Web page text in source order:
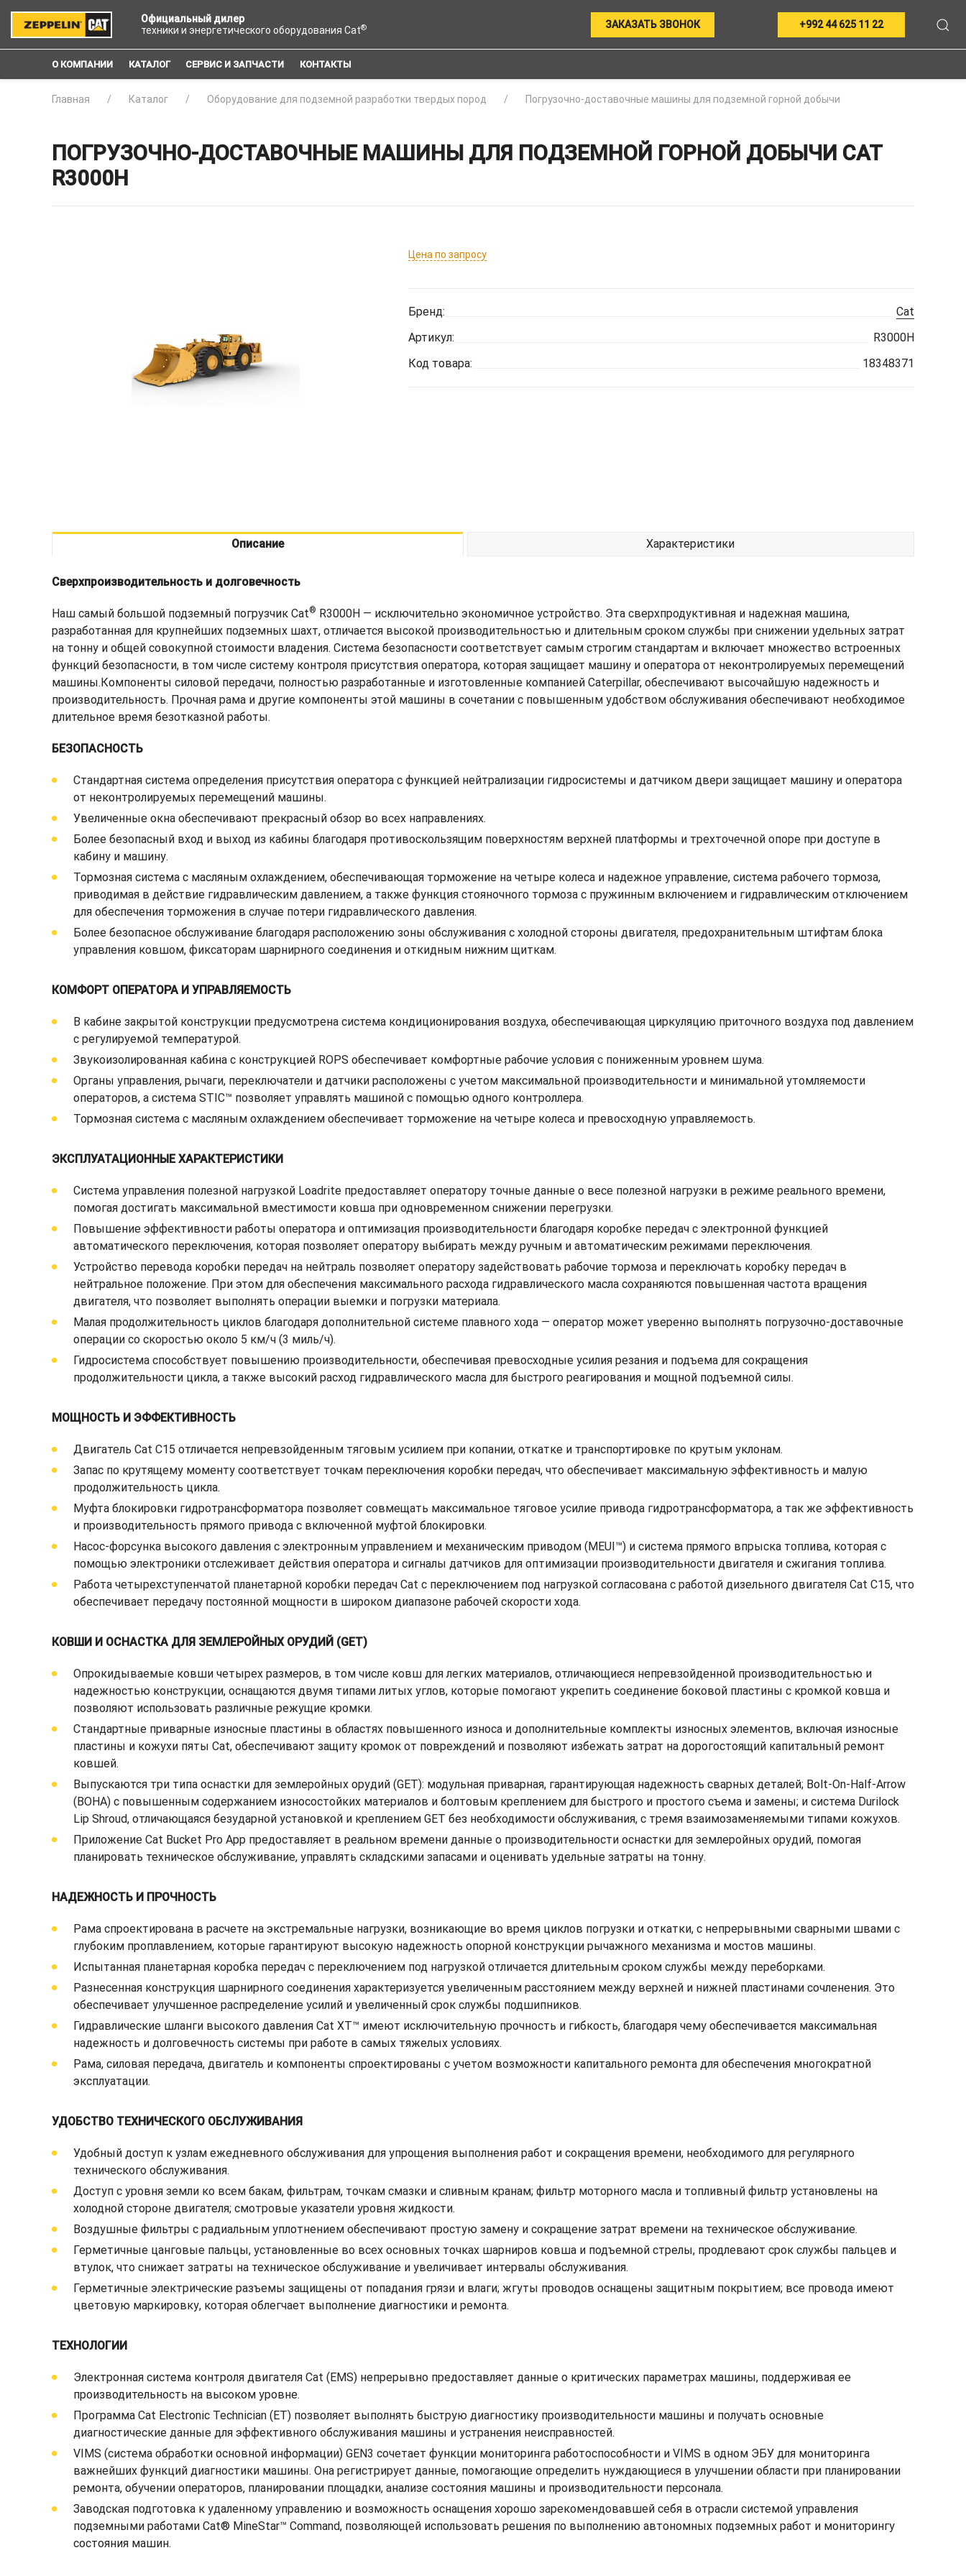
Официальный дилер
техники и энергетического оборудования Cat® ЗАКАЗАТЬ ЗВОНОК +992 44 625 11 22
О КОМПАНИИ КАТАЛОГ СЕРВИС И ЗАПЧАСТИ КОНТАКТЫ
Главная Каталог Оборудование для подземной разработки твердых пород Погрузочно-доставочные машины для подземной горной добычи
ПОГРУЗОЧНО-ДОСТАВОЧНЫЕ МАШИНЫ ДЛЯ ПОДЗЕМНОЙ ГОРНОЙ ДОБЫЧИ CAT
R3000H
Цена по запросу
Бренд:
Cat
Артикул:
R3000H
Код товара:
18348371
Описание Характеристики
Сверхпроизводительность и долговечность
Наш самый большой подземный погрузчик Cat® R3000H — исключительно экономичное устройство. Эта сверхпродуктивная и надежная машина,
разработанная для крупнейших подземных шахт, отличается высокой производительностью и длительным сроком службы при снижении удельных затрат
на тонну и общей совокупной стоимости владения. Система безопасности соответствует самым строгим стандартам и включает множество встроенных
функций безопасности, в том числе систему контроля присутствия оператора, которая защищает машину и оператора от неконтролируемых перемещений
машины.Компоненты силовой передачи, полностью разработанные и изготовленные компанией Caterpillar, обеспечивают высочайшую надежность и
производительность. Прочная рама и другие компоненты этой машины в сочетании с повышенным удобством обслуживания обеспечивают необходимое
длительное время безотказной работы.
БЕЗОПАСНОСТЬ
Стандартная система определения присутствия оператора с функцией нейтрализации гидросистемы и датчиком двери защищает машину и оператора
от неконтролируемых перемещений машины.
Увеличенные окна обеспечивают прекрасный обзор во всех направлениях.
Более безопасный вход и выход из кабины благодаря противоскользящим поверхностям верхней платформы и трехточечной опоре при доступе в
кабину и машину.
Тормозная система с масляным охлаждением, обеспечивающая торможение на четыре колеса и надежное управление, система рабочего тормоза,
приводимая в действие гидравлическим давлением, а также функция стояночного тормоза с пружинным включением и гидравлическим отключением
для обеспечения торможения в случае потери гидравлического давления.
Более безопасное обслуживание благодаря расположению зоны обслуживания с холодной стороны двигателя, предохранительным штифтам блока
управления ковшом, фиксаторам шарнирного соединения и откидным нижним щиткам.
КОМФОРТ ОПЕРАТОРА И УПРАВЛЯЕМОСТЬ
В кабине закрытой конструкции предусмотрена система кондиционирования воздуха, обеспечивающая циркуляцию приточного воздуха под давлением
с регулируемой температурой.
Звукоизолированная кабина с конструкцией ROPS обеспечивает комфортные рабочие условия с пониженным уровнем шума.
Органы управления, рычаги, переключатели и датчики расположены с учетом максимальной производительности и минимальной утомляемости
операторов, а система STIC™ позволяет управлять машиной с помощью одного контроллера.
Тормозная система с масляным охлаждением обеспечивает торможение на четыре колеса и превосходную управляемость.
ЭКСПЛУАТАЦИОННЫЕ ХАРАКТЕРИСТИКИ
Система управления полезной нагрузкой Loadrite предоставляет оператору точные данные о весе полезной нагрузки в режиме реального времени,
помогая достигать максимальной вместимости ковша при одновременном снижении перегрузки.
Повышение эффективности работы оператора и оптимизация производительности благодаря коробке передач с электронной функцией
автоматического переключения, которая позволяет оператору выбирать между ручным и автоматическим режимами переключения.
Устройство перевода коробки передач на нейтраль позволяет оператору задействовать рабочие тормоза и переключать коробку передач в
нейтральное положение. При этом для обеспечения максимального расхода гидравлического масла сохраняются повышенная частота вращения
двигателя, что позволяет выполнять операции выемки и погрузки материала.
Малая продолжительность циклов благодаря дополнительной системе плавного хода — оператор может уверенно выполнять погрузочно-доставочные
операции со скоростью около 5 км/ч (3 миль/ч).
Гидросистема способствует повышению производительности, обеспечивая превосходные усилия резания и подъема для сокращения
продолжительности цикла, а также высокий расход гидравлического масла для быстрого реагирования и мощной подъемной силы.
МОЩНОСТЬ И ЭФФЕКТИВНОСТЬ
Двигатель Cat C15 отличается непревзойденным тяговым усилием при копании, откатке и транспортировке по крутым уклонам.
Запас по крутящему моменту соответствует точкам переключения коробки передач, что обеспечивает максимальную эффективность и малую
продолжительность цикла.
Муфта блокировки гидротрансформатора позволяет совмещать максимальное тяговое усилие привода гидротрансформатора, а так же эффективность
и производительность прямого привода с включенной муфтой блокировки.
Насос-форсунка высокого давления с электронным управлением и механическим приводом (MEUI™) и система прямого впрыска топлива, которая с
помощью электроники отслеживает действия оператора и сигналы датчиков для оптимизации производительности двигателя и сжигания топлива.
Работа четырехступенчатой планетарной коробки передач Cat с переключением под нагрузкой согласована с работой дизельного двигателя Cat C15, что
обеспечивает передачу постоянной мощности в широком диапазоне рабочей скорости хода.
КОВШИ И ОСНАСТКА ДЛЯ ЗЕМЛЕРОЙНЫХ ОРУДИЙ (GET)
Опрокидываемые ковши четырех размеров, в том числе ковш для легких материалов, отличающиеся непревзойденной производительностью и
надежностью конструкции, оснащаются двумя типами литых углов, которые помогают укрепить соединение боковой пластины с кромкой ковша и
позволяют использовать различные режущие кромки.
Стандартные приварные износные пластины в областях повышенного износа и дополнительные комплекты износных элементов, включая износные
пластины и кожухи пяты Cat, обеспечивают защиту кромок от повреждений и позволяют избежать затрат на дорогостоящий капитальный ремонт
ковшей.
Выпускаются три типа оснастки для землеройных орудий (GET): модульная приварная, гарантирующая надежность сварных деталей; Bolt-On-Half-Arrow
(BOHA) с повышенным содержанием износостойких материалов и болтовым креплением для быстрого и простого съема и замены; и система Durilock
Lip Shroud, отличающаяся безударной установкой и креплением GET без необходимости обслуживания, с тремя взаимозаменяемыми типами кожухов.
Приложение Cat Bucket Pro App предоставляет в реальном времени данные о производительности оснастки для землеройных орудий, помогая
планировать техническое обслуживание, управлять складскими запасами и оценивать удельные затраты на тонну.
НАДЕЖНОСТЬ И ПРОЧНОСТЬ
Рама спроектирована в расчете на экстремальные нагрузки, возникающие во время циклов погрузки и откатки, с непрерывными сварными швами с
глубоким проплавлением, которые гарантируют высокую надежность опорной конструкции рычажного механизма и мостов машины.
Испытанная планетарная коробка передач с переключением под нагрузкой отличается длительным сроком службы между переборками.
Разнесенная конструкция шарнирного соединения характеризуется увеличенным расстоянием между верхней и нижней пластинами сочленения. Это
обеспечивает улучшенное распределение усилий и увеличенный срок службы подшипников.
Гидравлические шланги высокого давления Cat XT™ имеют исключительную прочность и гибкость, благодаря чему обеспечивается максимальная
надежность и долговечность системы при работе в самых тяжелых условиях.
Рама, силовая передача, двигатель и компоненты спроектированы с учетом возможности капитального ремонта для обеспечения многократной
эксплуатации.
УДОБСТВО ТЕХНИЧЕСКОГО ОБСЛУЖИВАНИЯ
Удобный доступ к узлам ежедневного обслуживания для упрощения выполнения работ и сокращения времени, необходимого для регулярного
технического обслуживания.
Доступ с уровня земли ко всем бакам, фильтрам, точкам смазки и сливным кранам; фильтр моторного масла и топливный фильтр установлены на
холодной стороне двигателя; смотровые указатели уровня жидкости.
Воздушные фильтры с радиальным уплотнением обеспечивают простую замену и сокращение затрат времени на техническое обслуживание.
Герметичные цанговые пальцы, установленные во всех основных точках шарниров ковша и подъемной стрелы, продлевают срок службы пальцев и
втулок, что снижает затраты на техническое обслуживание и увеличивает интервалы обслуживания.
Герметичные электрические разъемы защищены от попадания грязи и влаги; жгуты проводов оснащены защитным покрытием; все провода имеют
цветовую маркировку, которая облегчает выполнение диагностики и ремонта.
ТЕХНОЛОГИИ
Электронная система контроля двигателя Cat (EMS) непрерывно предоставляет данные о критических параметрах машины, поддерживая ее
производительность на высоком уровне.
Программа Cat Electronic Technician (ET) позволяет выполнять быструю диагностику производительности машины и получать основные
диагностические данные для эффективного обслуживания машины и устранения неисправностей.
VIMS (система обработки основной информации) GEN3 сочетает функции мониторинга работоспособности и VIMS в одном ЭБУ для мониторинга
важнейших функций диагностики машины. Она регистрирует данные, помогающие определить нуждающиеся в улучшении области при планировании
ремонта, обучении операторов, планировании площадки, анализе состояния машины и производительности персонала.
Заводская подготовка к удаленному управлению и возможность оснащения хорошо зарекомендовавшей себя в отрасли системой управления
подземными работами Cat® MineStar™ Command, позволяющей использовать решения по выполнению автономных подземных работ и мониторингу
состояния машин.